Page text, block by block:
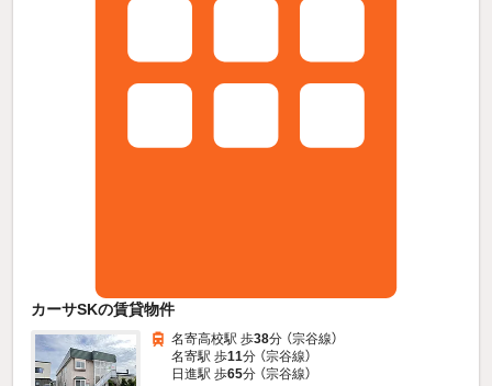
カーサSKの賃貸物件
名寄高校駅 歩38分 （宗谷線）
名寄駅 歩11分 （宗谷線）
日進駅 歩65分 （宗谷線）